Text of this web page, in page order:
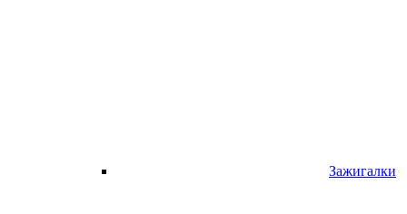
Зажигалки